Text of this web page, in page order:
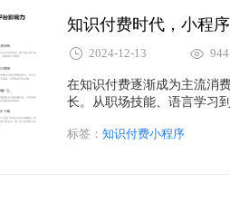
知识付费时代，小程
2024-12-13 944
在知识付费逐渐成为主流消
长。从职场技能、语言学习
具同样至关重要。
标签： 知识付费小程序